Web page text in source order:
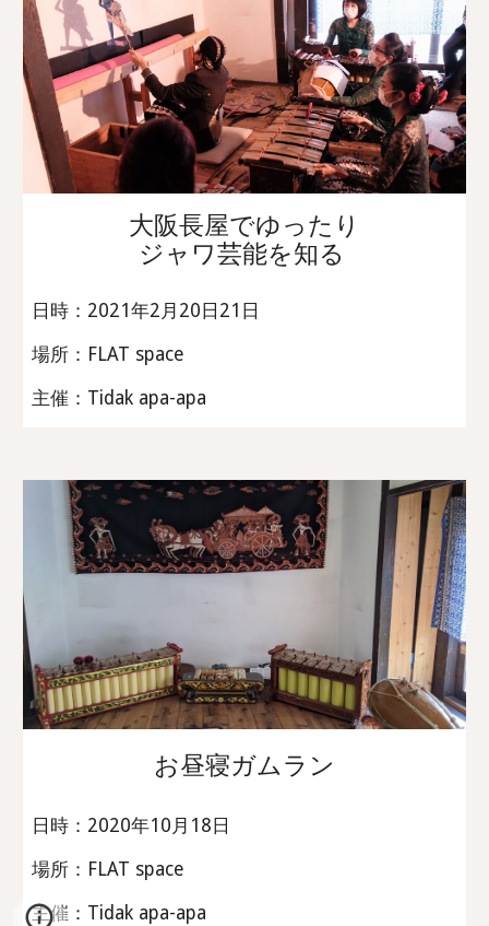
大阪長屋でゆったり
ジャワ芸能を知る
日時：2021年2月20日21日
場所：FLAT space
主催：Tidak apa-apa
お昼寝ガムラン
日時：2020年10月18日
場所：FLAT space
主催：Tidak apa-apa